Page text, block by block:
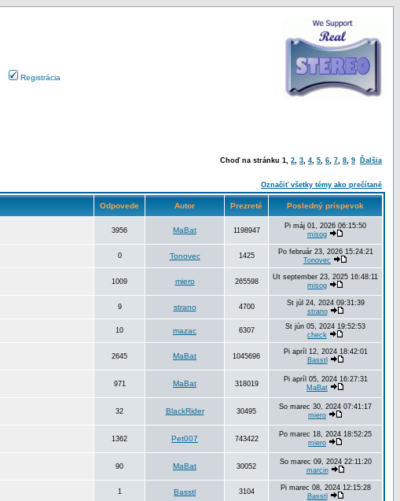
Registrácia
Choď na stránku 1, 2, 3, 4, 5, 6, 7, 8, 9 Ďalšia
Označiť všetky témy ako prečítané
Odpovede Autor Prezreté Posledný príspevok
3956 MaBat 1198947
Pi máj 01, 2026 06:15:50
misog
0 Tonovec 1425
Po február 23, 2026 15:24:21
Tonovec
1009 miero 265598
Ut september 23, 2025 16:48:11
misog
9 strano 4700
St júl 24, 2024 09:31:39
strano
10 mazac 6307
St jún 05, 2024 19:52:53
check
2645 MaBat 1045696
Pi apríl 12, 2024 18:42:01
Basstl
971 MaBat 318019
Pi apríl 05, 2024 16:27:31
MaBat
32 BlackRider 30495
So marec 30, 2024 07:41:17
miero
1362 Pet007 743422
Po marec 18, 2024 18:52:25
miero
90 MaBat 30052
So marec 09, 2024 22:11:20
marcin
1 Basstl 3104
Pi marec 08, 2024 12:15:28
Basstl